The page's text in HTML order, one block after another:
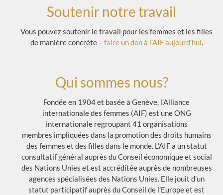
Soutenir notre travail
Vous pouvez soutenir le travail pour les femmes et les filles
de manière concrète –faire un don à l’AIF aujourd’hui.
Qui sommes nous?
Fondée en 1904 et basée à Genève, l’Alliance
internationale des femmes (AIF) est une ONG
internationale regroupant 41 organisations
membres impliquées dans la promotion des droits humains
des femmes et des filles dans le monde. L’AIF a un statut
consultatif général auprès du Conseil économique et social
des Nations Unies et est accréditée auprès de nombreuses
agences spécialisées des Nations Unies. Elle jouit d’un
statut participatif auprès du Conseil de l’Europe et est